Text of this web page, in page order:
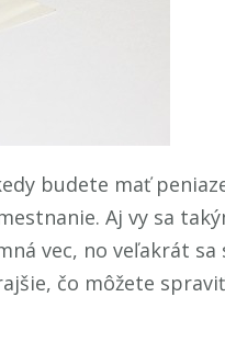
budete mať
Aj vy sa
vec, no veľakrát
čo môžete